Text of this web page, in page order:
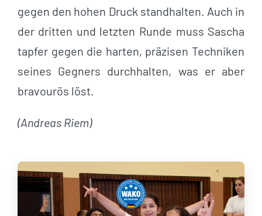
gegen den hohen Druck standhalten. Auch in
der dritten und letzten Runde muss Sascha
tapfer gegen die harten, präzisen Techniken
seines Gegners durchhalten, was er aber
bravourös löst.
(Andreas Riem)